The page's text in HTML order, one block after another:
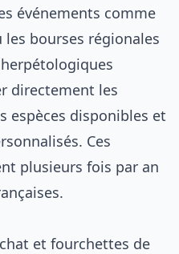
événements comme
les bourses régionales
directement les
espèces disponibles et
Ces
plusieurs fois par an
et fourchettes de